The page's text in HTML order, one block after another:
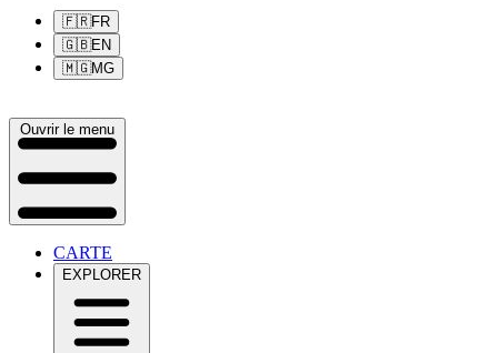
🇫🇷FR
🇬🇧EN
🇲🇬MG
Ouvrir le menu
CARTE
EXPLORER